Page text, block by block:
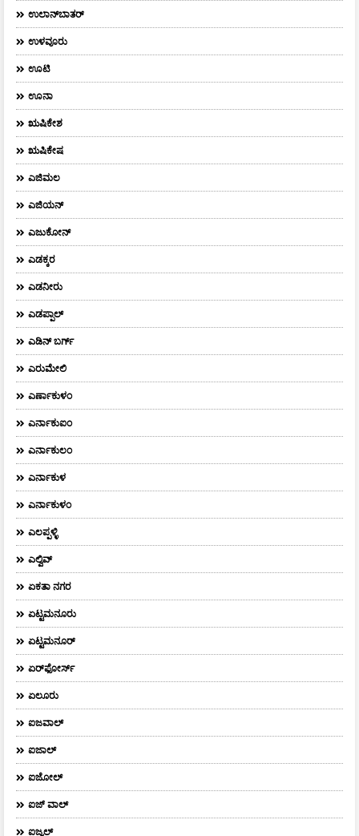
ಉಲಾನ್‌ಬಾತರ್
ಉಳವೂರು
ಊಟಿ
ಊನಾ
ಋಷಿಕೇಶ
ಋಷಿಕೇಷ
ಎಜಿಮಲ
ಎಜಿಯನ್
ಎಜುಕೋನ್
ಎಡಕ್ಕರ
ಎಡನೀರು
ಎಡಪ್ಪಾಲ್
ಎಡಿನ್ ಬರ್ಗ್
ಎರುಮೇಲಿ
ಎರ್ಣಾಕುಳಂ
ಎರ್ನಾಕುಐಂ
ಎರ್ನಾಕುಲಂ
ಎರ್ನಾಕುಳ
ಎರ್ನಾಕುಳಂ
ಎಲಪ್ಪಳ್ಳಿ
ಎಲ್ವಿವ್
ಏಕತಾ ನಗರ
ಏಟ್ಟಮನೂರು
ಏಟ್ಟಮನೂರ್
ಏರ್‌ಫೋರ್ಸ್‌
ಏಲೂರು
ಐಜವಾಲ್
ಐಜಾಲ್
ಐಜೋಲ್
ಐಜ್ ವಾಲ್
ಐಜ್ವಲ್